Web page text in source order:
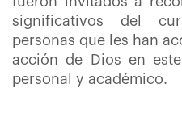
significativos del
personas que les han
acción de Dios en
personal y académico.